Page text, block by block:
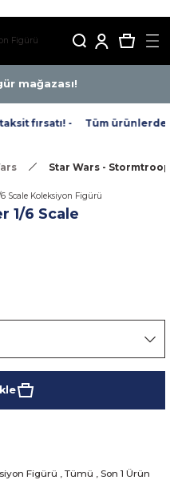
mağazası!
fırsatı! - Tüm ürünlerde
Star Wars -
1/6 Scale
Figürü , Tümü , Son 1 Ürün